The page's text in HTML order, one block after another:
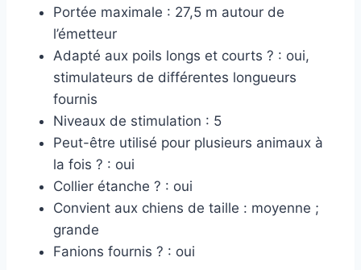
Portée maximale : 27,5 m autour de
l’émetteur
Adapté aux poils longs et courts ? : oui,
stimulateurs de différentes longueurs
fournis
Niveaux de stimulation : 5
Peut-être utilisé pour plusieurs animaux à
la fois ? : oui
Collier étanche ? : oui
Convient aux chiens de taille : moyenne ;
grande
Fanions fournis ? : oui